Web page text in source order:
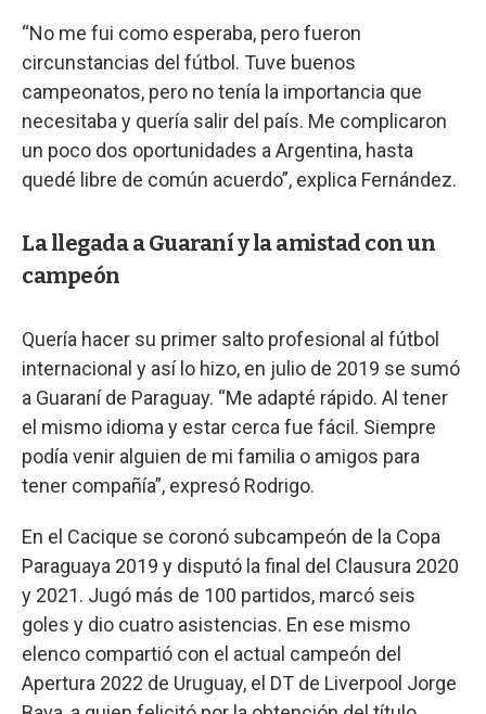
“No me fui como esperaba, pero fueron
circunstancias del fútbol. Tuve buenos
campeonatos, pero no tenía la importancia que
necesitaba y quería salir del país. Me complicaron
un poco dos oportunidades a Argentina, hasta
quedé libre de común acuerdo”, explica Fernández.
La llegada a Guaraní y la amistad con un
campeón
Quería hacer su primer salto profesional al fútbol
internacional y así lo hizo, en julio de 2019 se sumó
a Guaraní de Paraguay. “Me adapté rápido. Al tener
el mismo idioma y estar cerca fue fácil. Siempre
podía venir alguien de mi familia o amigos para
tener compañía”, expresó Rodrigo.
En el Cacique se coronó subcampeón de la Copa
Paraguaya 2019 y disputó la final del Clausura 2020
y 2021. Jugó más de 100 partidos, marcó seis
goles y dio cuatro asistencias. En ese mismo
elenco compartió con el actual campeón del
Apertura 2022 de Uruguay, el DT de Liverpool Jorge